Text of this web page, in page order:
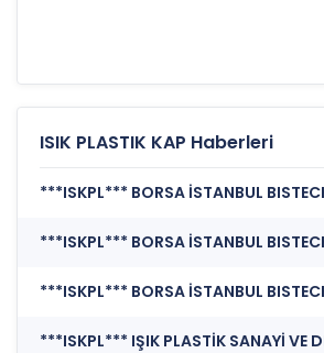
ISIK PLASTIK KAP Haberleri